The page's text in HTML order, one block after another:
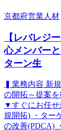
京都府営業 人材
【レバレジ
心メンバー
ターン生
▍業務内容 新
の開拓～提案を
▼すぐにお任せ
規開拓) ・ター
の改善(PDCA)